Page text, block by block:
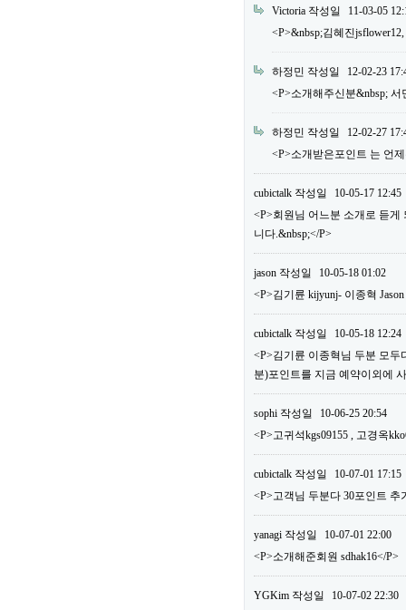
Victoria 작성일
11-03-05
<P>&nbsp;김혜진
하정민 작성일
12-02-23
<P>소개해주신분&nbsp; 서
하정민 작성일
12-02-27
<P>소개받은포인트 는 언
cubictalk 작성일
10-05-17 12:45
<P>회원님 어느분 소개로 듣
니다.&nbsp;</P>
jason 작성일
10-05-18 01:02
<P>김기륜 kijyunj- 이종혁
cubictalk 작성일
10-05-18 12:24
<P>김기륜 이종혁님 두분 모두
분)포인트를 지금 예약이외에
sophi 작성일
10-06-25 20:54
<P>고귀석kgs09155 , 고경옥
cubictalk 작성일
10-07-01 17:15
<P>고객님 두분다 30포인트 추
yanagi 작성일
10-07-01 22:00
<P>소개해준회원 sdhak16</P>
YGKim 작성일
10-07-02 22:30